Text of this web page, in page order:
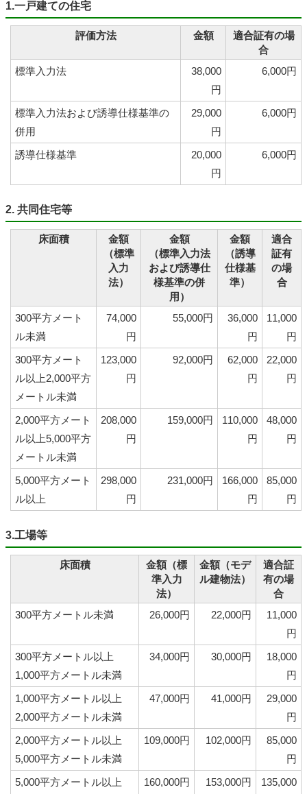
1.一戸建ての住宅
評価方法 金額
適合証有の場
合
標準入力法
38,000
円
6,000円
標準入力法および誘導仕様基準の
併用
29,000
円
6,000円
誘導仕様基準
20,000
円
6,000円
2. 共同住宅等
床面積
金額
（標準
入力
法）
金額
（標準入力法
および誘導仕
様基準の併
用）
金額
（誘導
仕様基
準）
適合
証有
の場
合
300平方メート
ル未満
74,000
円
55,000円
36,000
円
11,000
円
300平方メート
ル以上2,000平方
メートル未満
123,000
円
92,000円
62,000
円
22,000
円
2,000平方メート
ル以上5,000平方
メートル未満
208,000
円
159,000円
110,000
円
48,000
円
5,000平方メート
ル以上
298,000
円
231,000円
166,000
円
85,000
円
3.工場等
床面積
金額（標
準入力
法）
金額（モデ
ル建物法）
適合証
有の場
合
300平方メートル未満
26,000円 22,000円
11,000
円
300平方メートル以上
1,000平方メートル未満
34,000円 30,000円
18,000
円
1,000平方メートル以上
2,000平方メートル未満
47,000円 41,000円
29,000
円
2,000平方メートル以上
5,000平方メートル未満
109,000円 102,000円
85,000
円
5,000平方メートル以上
160,000円 153,000円
135,000